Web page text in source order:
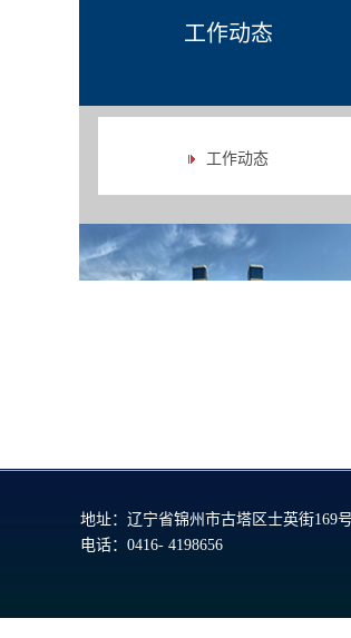
工作动态
工作动态
地址：辽宁省锦州市古塔区士英街169
电话：0416- 4198656